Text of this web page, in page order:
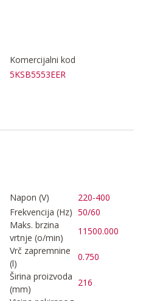
Komercijalni kod
5KSB5553EER
Napon (V)
220-400
Frekvencija (Hz) 50/60
Maks. brzina
vrtnje (o/min)
11500.000
Vrč zapremnine
(l)
0.750
Širina proizvoda
(mm)
216